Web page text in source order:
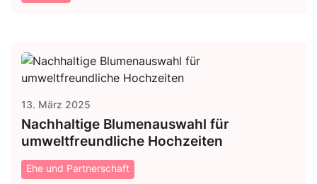
13. März 2025
Nachhaltige Blumenauswahl für
umweltfreundliche Hochzeiten
Ehe und Partnerschaft